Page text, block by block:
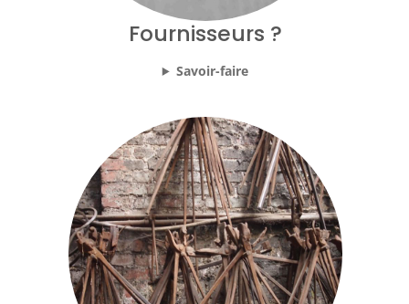
Fournisseurs ?
Savoir-faire